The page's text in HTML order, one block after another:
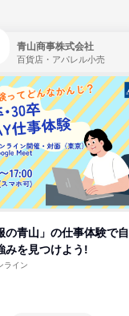
青山商事株式会社
百貨店・アパレル小売
の青山」の仕事体験で自
みを見つけよう!
ライン